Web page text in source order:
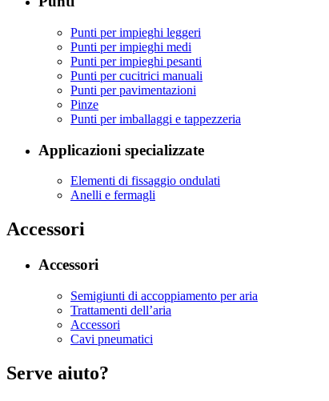
Punti per impieghi leggeri
Punti per impieghi medi
Punti per impieghi pesanti
Punti per cucitrici manuali
Punti per pavimentazioni
Pinze
Punti per imballaggi e tappezzeria
Applicazioni specializzate
Elementi di fissaggio ondulati
Anelli e fermagli
Accessori
Accessori
Semigiunti di accoppiamento per aria
Trattamenti dell’aria
Accessori
Cavi pneumatici
Serve aiuto?